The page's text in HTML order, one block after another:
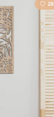
28